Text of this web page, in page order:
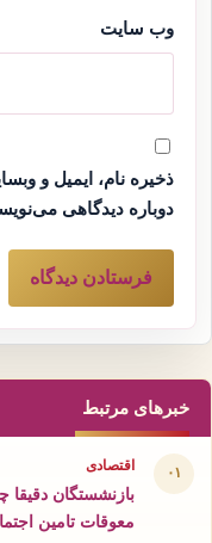
وب‌ سایت
ذخیره نام، ایمیل و
دوباره دیدگاهی
خبرهای مرتبط
۰۱ اقتصادی
بازنشستگان
معوقات تامین